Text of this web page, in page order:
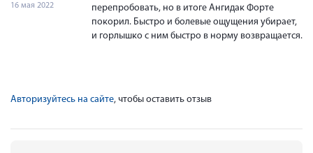
16 мая 2022
перепробовать, но в итоге Ангидак Форте
покорил. Быстро и болевые ощущения убирает,
и горлышко с ним быстро в норму возвращается.
Авторизуйтесь на сайте, чтобы оставить отзыв